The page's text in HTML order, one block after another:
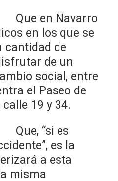
Navarro
en los que se
cantidad de
de un
social, entre
el Paseo de
calle 19 y 34.
es
es la
a esta
misma